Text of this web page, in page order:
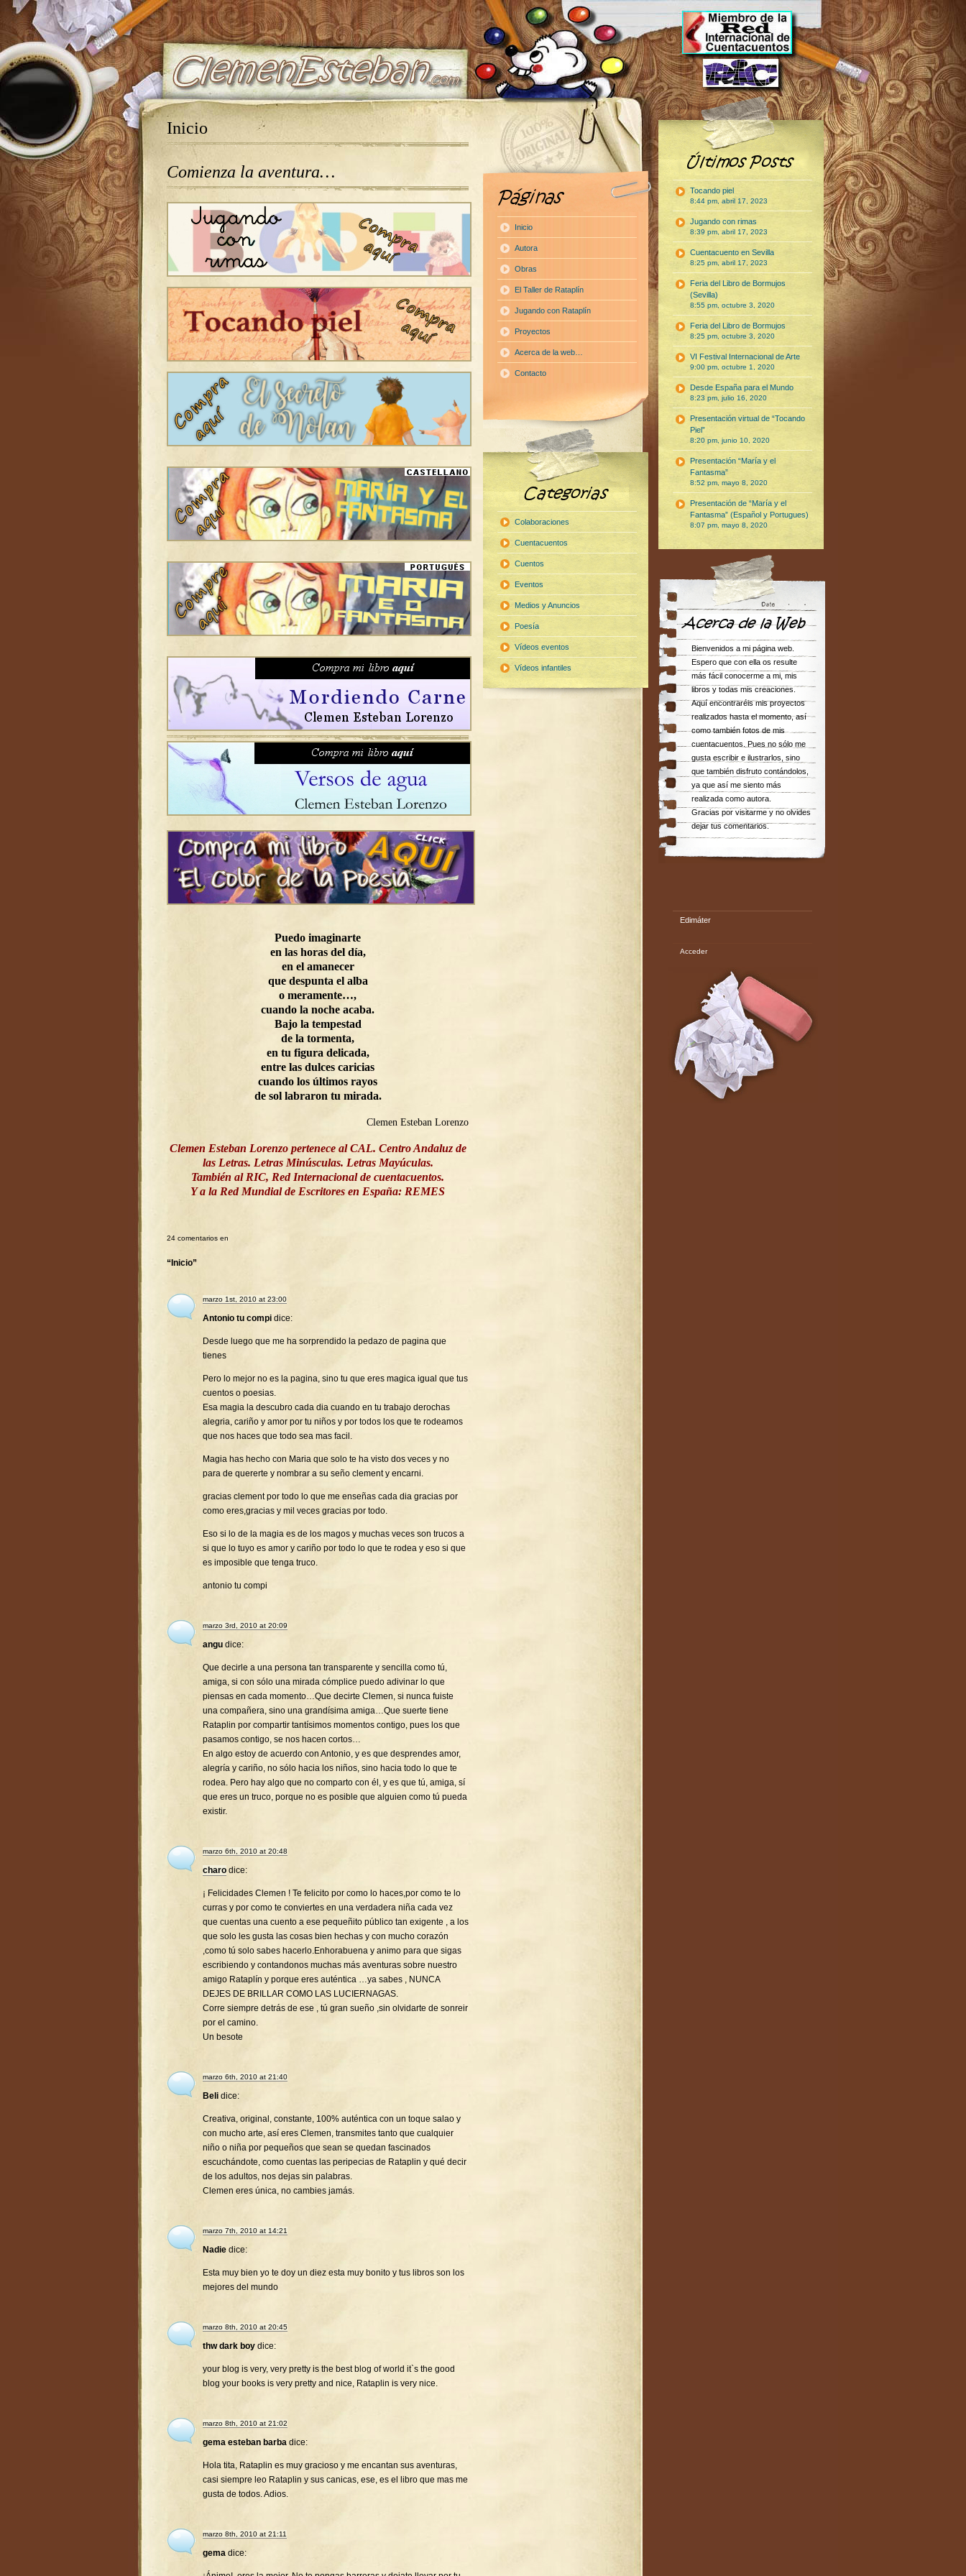
Inicio
Comienza la aventura…
Puedo imaginarte
en las horas del día,
en el amanecer
que despunta el alba
o meramente…,
cuando la noche acaba.
Bajo la tempestad
de la tormenta,
en tu figura delicada,
entre las dulces caricias
cuando los últimos rayos
de sol labraron tu mirada.
Clemen Esteban Lorenzo
Clemen Esteban Lorenzo pertenece al CAL. Centro Andaluz de
las Letras. Letras Minúsculas. Letras Mayúculas.
También al RIC, Red Internacional de cuentacuentos.
Y a la Red Mundial de Escritores en España: REMES
24 comentarios en
“Inicio”
marzo 1st, 2010 at 23:00
Antonio tu compi dice:
Desde luego que me ha sorprendido la pedazo de pagina que
tienes
Pero lo mejor no es la pagina, sino tu que eres magica igual que tus
cuentos o poesias.
Esa magia la descubro cada dia cuando en tu trabajo derochas
alegria, cariño y amor por tu niños y por todos los que te rodeamos
que nos haces que todo sea mas facil.
Magia has hecho con Maria que solo te ha visto dos veces y no
para de quererte y nombrar a su seño clement y encarni.
gracias clement por todo lo que me enseñas cada dia gracias por
como eres,gracias y mil veces gracias por todo.
Eso si lo de la magia es de los magos y muchas veces son trucos a
si que lo tuyo es amor y cariño por todo lo que te rodea y eso si que
es imposible que tenga truco.
antonio tu compi
marzo 3rd, 2010 at 20:09
angu dice:
Que decirle a una persona tan transparente y sencilla como tú,
amiga, si con sólo una mirada cómplice puedo adivinar lo que
piensas en cada momento…Que decirte Clemen, si nunca fuiste
una compañera, sino una grandísima amiga…Que suerte tiene
Rataplin por compartir tantísimos momentos contigo, pues los que
pasamos contigo, se nos hacen cortos…
En algo estoy de acuerdo con Antonio, y es que desprendes amor,
alegría y cariño, no sólo hacia los niños, sino hacia todo lo que te
rodea. Pero hay algo que no comparto con él, y es que tú, amiga, sí
que eres un truco, porque no es posible que alguien como tú pueda
existir.
marzo 6th, 2010 at 20:48
charo dice:
¡ Felicidades Clemen ! Te felicito por como lo haces,por como te lo
curras y por como te conviertes en una verdadera niña cada vez
que cuentas una cuento a ese pequeñito público tan exigente , a los
que solo les gusta las cosas bien hechas y con mucho corazón
,como tú solo sabes hacerlo.Enhorabuena y animo para que sigas
escribiendo y contandonos muchas más aventuras sobre nuestro
amigo Rataplín y porque eres auténtica …ya sabes , NUNCA
DEJES DE BRILLAR COMO LAS LUCIERNAGAS.
Corre siempre detrás de ese , tú gran sueño ,sin olvidarte de sonreir
por el camino.
Un besote
marzo 6th, 2010 at 21:40
Beli dice:
Creativa, original, constante, 100% auténtica con un toque salao y
con mucho arte, así eres Clemen, transmites tanto que cualquier
niño o niña por pequeños que sean se quedan fascinados
escuchándote, como cuentas las peripecias de Rataplin y qué decir
de los adultos, nos dejas sin palabras.
Clemen eres única, no cambies jamás.
marzo 7th, 2010 at 14:21
Nadie dice:
Esta muy bien yo te doy un diez esta muy bonito y tus libros son los
mejores del mundo
marzo 8th, 2010 at 20:45
thw dark boy dice:
your blog is very, very pretty is the best blog of world it`s the good
blog your books is very pretty and nice, Rataplin is very nice.
marzo 8th, 2010 at 21:02
gema esteban barba dice:
Hola tita, Rataplin es muy gracioso y me encantan sus aventuras,
casi siempre leo Rataplin y sus canicas, ese, es el libro que mas me
gusta de todos. Adios.
marzo 8th, 2010 at 21:11
gema dice:
Inicio
Autora
Obras
El Taller de Rataplín
Jugando con Rataplín
Proyectos
Acerca de la web…
Contacto
Colaboraciones
Cuentacuentos
Cuentos
Eventos
Medios y Anuncios
Poesía
Vídeos eventos
Vídeos infantiles
Tocando piel
8:44 pm, abril 17, 2023
Jugando con rimas
8:39 pm, abril 17, 2023
Cuentacuento en Sevilla
8:25 pm, abril 17, 2023
Feria del Libro de Bormujos
(Sevilla)
8:55 pm, octubre 3, 2020
Feria del Libro de Bormujos
8:25 pm, octubre 3, 2020
VI Festival Internacional de Arte
9:00 pm, octubre 1, 2020
Desde España para el Mundo
8:23 pm, julio 16, 2020
Presentación virtual de “Tocando
Piel”
8:20 pm, junio 10, 2020
Presentación “María y el
Fantasma”
8:52 pm, mayo 8, 2020
Presentación de “María y el
Fantasma” (Español y Portugues)
8:07 pm, mayo 8, 2020
Bienvenidos a mi página web.
Espero que con ella os resulte
más fácil conocerme a mi, mis
libros y todas mis creaciones.
Aquí encontraréis mis proyectos
realizados hasta el momento, así
como también fotos de mis
cuentacuentos. Pues no sólo me
gusta escribir e ilustrarlos, sino
que también disfruto contándolos,
ya que así me siento más
realizada como autora.
Gracias por visitarme y no olvides
dejar tus comentarios.
Edimáter
Acceder